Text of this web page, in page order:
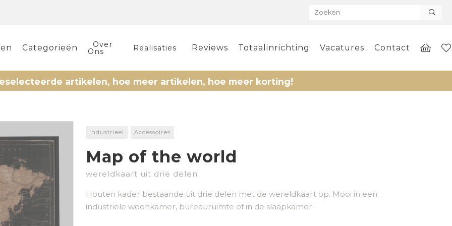
Categorieën Over
Ons Realisaties Reviews Totaalinrichting Vacatures Contact
artikelen, hoe meer artikelen, hoe meer korting!
Industrieel Accessoires
Map of the world
wereldkaart uit drie delen
Houten kader bestaande uit drie delen met de wereldkaart op. Mooi in een
industriële woonkamer, bureauruimte of in de slaapkamer.